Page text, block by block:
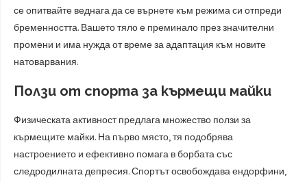
се опитвайте веднага да се върнете към режима си отпреди
бременността. Вашето тяло е преминало през значителни
промени и има нужда от време за адаптация към новите
натоварвания.
Ползи от спорта за кърмещи майки
Физическата активност предлага множество ползи за
кърмещите майки. На първо място, тя подобрява
настроението и ефективно помага в борбата със
следродилната депресия. Спортът освобождава ендорфини,